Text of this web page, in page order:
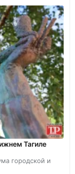
Тагиле
городской и